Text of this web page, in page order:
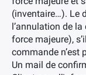
(inventaire…). Le
l’annulation de
force majeure),
commande n’est
Un mail de